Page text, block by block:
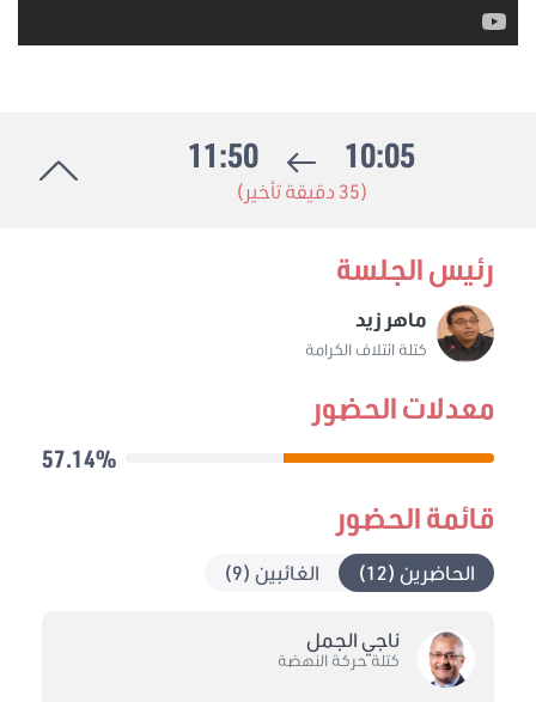
10:05
11:50
(35 دقيقة تأخير)
رئيس الجلسة
ماهر زيد
كتلة ائتلاف الكرامة
معدلات الحضور
57.14%
قائمة الحضور
الحاضرين (12) الغائبين (9)
ناجي الجمل
كتلة حركة النهضة